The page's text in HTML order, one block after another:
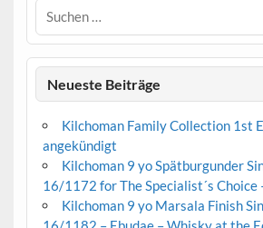
Neueste Beiträge
Kilchoman Family Collection 1st
angekündigt
Kilchoman 9 yo Spätburgunder
16/1172 for The Specialist´s Choice
Kilchoman 9 yo Marsala Finish